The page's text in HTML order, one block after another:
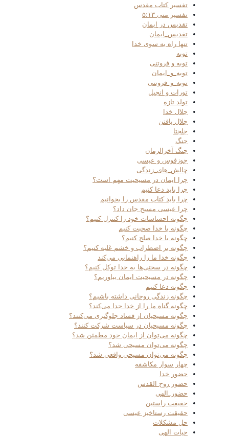
تفسیر کتاب مقدس
تفسیر متی ۵:۱۳
تقدیس در ایمان
تقدیس_ایمان
تنها راه به سوی خدا
توبه
توبه و فروتنی
توبه_و_ایمان
توبه_و_فروتنی
تورات و انجیل
تولد تازه
جلال خدا
جلال یافتن
جلجتا
جنگ
جنگ آخرالزمان
جوزفوس و عیسی
چالش_های_زندگی
چرا ایمان در مسیحیت مهم است؟
چرا باید دعا کنیم
چرا باید کتاب مقدس را بخوانیم
چرا عیسی مسیح جان داد؟
چگونه احساسات خود را کنترل کنیم؟
چگونه با خدا صحبت کنیم
چگونه با خدا صلح کنیم؟
چگونه بر اضطراب و خشم غلبه کنیم؟
چگونه خدا ما را راهنمایی می‌کند
چگونه در سختی‌ها به خدا توکل کنیم؟
چگونه در مسیحیت ایمان بیاوریم؟
چگونه دعا کنیم
چگونه زندگی روحانی داشته باشیم؟
چگونه گناه ما را از خدا جدا می‌کند؟
چگونه مسیحیان از فساد جلوگیری می‌کنند؟
چگونه مسیحیان در سیاست شرکت کنند؟
چگونه می‌توان از ایمان خود مطمئن شد؟
چگونه می‌توان مسیحی شد؟
چگونه می‌توان مسیحی واقعی شد؟
چهار سوار مکاشفه
حضور خدا
حضور روح القدس
حضور_الهی
حقیقت راستین
حقیقت رستاخیز عیسی
حل مشکلات
حیات الهی